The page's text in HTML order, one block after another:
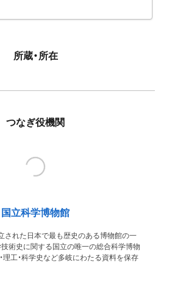
所蔵・所在
つなぎ役機関
国立科学博物館
された日本で最も歴史のある博物館の一
技術史に関する国立の唯一の総合科学博物
理工・科学史など多岐にわたる資料を保存